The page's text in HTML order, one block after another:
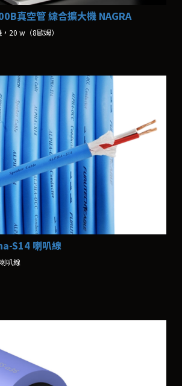
真空管 綜合擴大機 NAGRA
20 w（8歐姆）
S14 喇叭線
叭線